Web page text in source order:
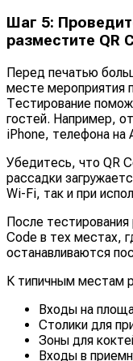
Шаг 5:
разместите QR
Перед печатью
месте мероприятия
Тестирование
гостей. Например,
iPhone, телефона на
Убедитесь, что QR
рассадки
Wi-Fi, так и при
После
Code в тех местах,
останавливаются
К типичным местам
Входы на
Столики для
Зоны для
Входы в